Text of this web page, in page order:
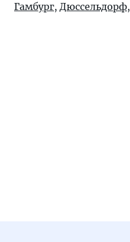
Гамбург, Дюссельдорф,